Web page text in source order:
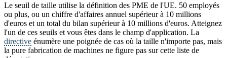
Le seuil de taille utilise la définition des PME de l'UE. 50 employés
ou plus, ou un chiffre d'affaires annuel supérieur à 10 millions
d'euros et un total du bilan supérieur à 10 millions d'euros. Atteignez
l'un de ces seuils et vous êtes dans le champ d'application. La
directive énumère une poignée de cas où la taille n'importe pas, mais
la pure fabrication de machines ne figure pas sur cette liste de